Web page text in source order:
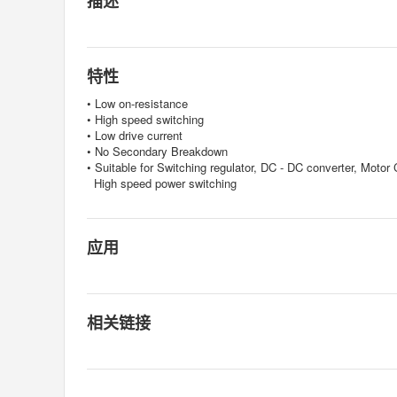
特性
• Low on-resistance
• High speed switching
• Low drive current
• No Secondary Breakdown
• Suitable for Switching regulator, DC - DC converter, Motor
High speed power switching
应用
相关链接